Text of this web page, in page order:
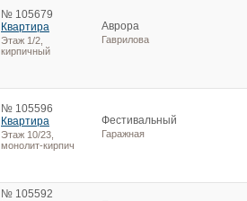
№ 105679
Квартира
Этаж 1/2,
кирпичный
Аврора
Гаврилова
№ 105596
Квартира
Этаж 10/23,
монолит-кирпич
Фестивальный
Гаражная
№ 105592